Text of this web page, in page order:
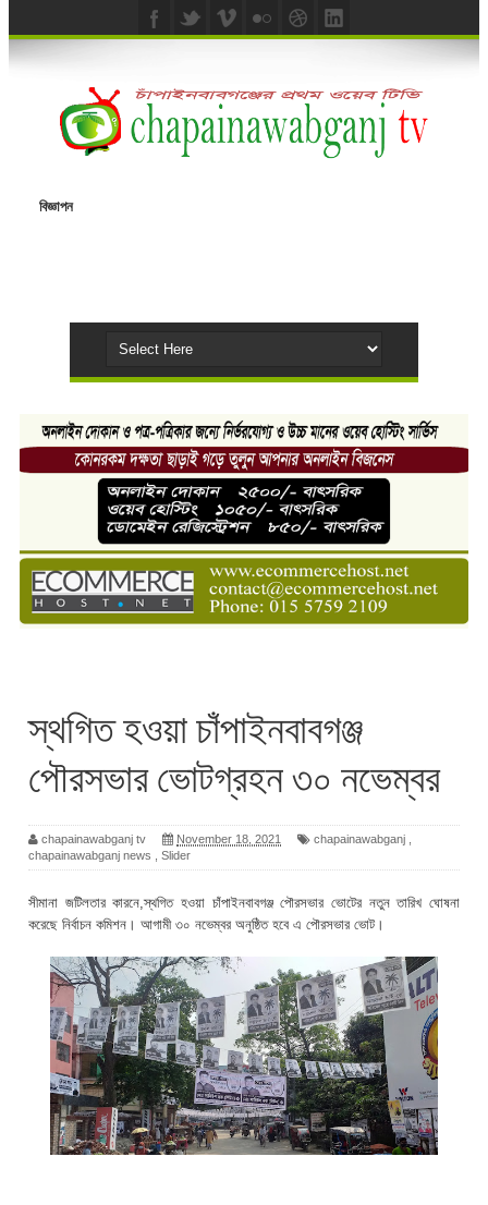
বিজ্ঞাপন
স্থগিত হওয়া চাঁপাইনবাবগঞ্জ
পৌরসভার ভোটগ্রহন ৩০ নভেম্বর
chapainawabganj tv November 18, 2021 chapainawabganj
chapainawabganj news
Slider
সীমানা জটিলতার কারনে,স্থগিত হওয়া চাঁপাইনবাবগঞ্জ পৌরসভার ভোটের নতুন তারিখ ঘোষনা
করেছে নির্বাচন কমিশন। আগামী ৩০ নভেম্বর অনুষ্ঠিত হবে এ পৌরসভার ভোট।